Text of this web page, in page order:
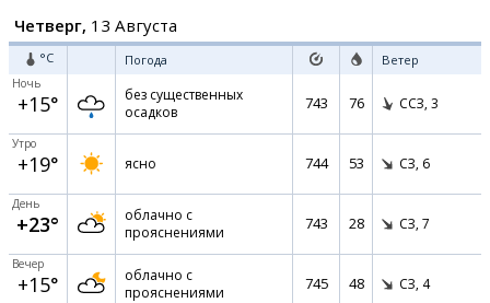
Четверг, 13 Августа
°C Погода Ветер
Ночь
+15°
без существенных
осадков
743 76 ССЗ, 3
Утро
+19° ясно 744 53 СЗ, 6
День
+23°
облачно с
прояснениями
743 28 СЗ, 7
Вечер
+15°
облачно с
прояснениями
745 48 СЗ, 4